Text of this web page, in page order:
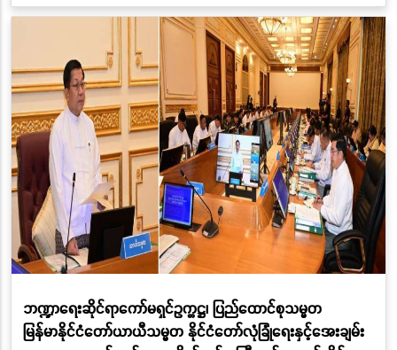
ဘဏ္ဍာရေးဆိုင်ရာကော်မရှင်ဥက္ကဋ္ဌ၊ ပြည်ထောင်စုသမ္မတ
မြန်မာနိုင်ငံတော်ယာယီသမ္မတ နိုင်ငံတော်လုံခြုံရေးနှင့်အေးချမ်း